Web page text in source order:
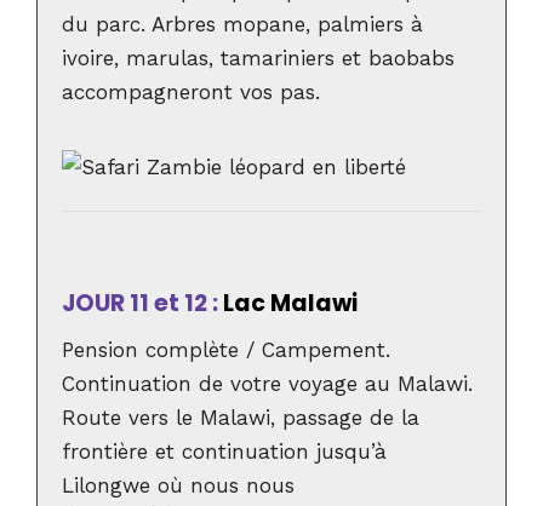
du parc. Arbres mopane, palmiers à
ivoire, marulas, tamariniers et baobabs
accompagneront vos pas.
JOUR 11 et 12 :Lac Malawi
Pension complète / Campement.
Continuation de votre voyage au Malawi.
Route vers le Malawi, passage de la
frontière et continuation jusqu’à
Lilongwe où nous nous